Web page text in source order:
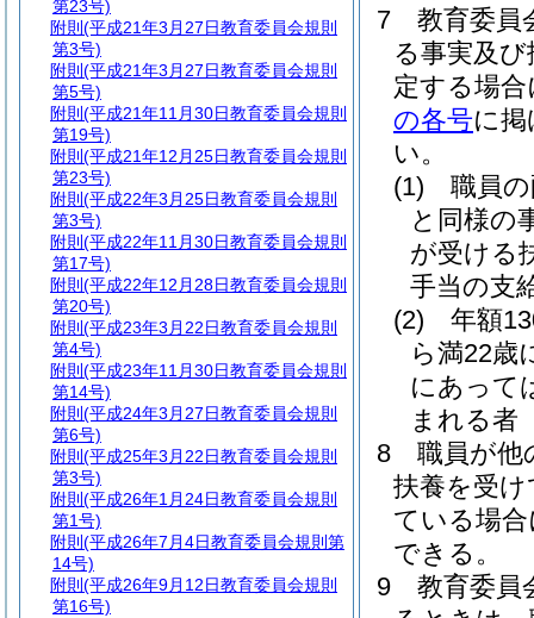
7
教育委員
る事実及
定する場
の各号に
い。
(1)
職員
と同様の
が受ける
手当の支
(2)
年額
ら満22歳
にあって
まれる者
8
職員が他
扶養を受
ている場
できる。
9
教育委員
第23号)
附則 (平成21年3月27日教育委員会規則
第3号)
附則 (平成21年3月27日教育委員会規則
第5号)
附則 (平成21年11月30日教育委員会規則
第19号)
附則 (平成21年12月25日教育委員会規則
第23号)
附則 (平成22年3月25日教育委員会規則
第3号)
附則 (平成22年11月30日教育委員会規則
第17号)
附則 (平成22年12月28日教育委員会規則
第20号)
附則 (平成23年3月22日教育委員会規則
第4号)
附則 (平成23年11月30日教育委員会規則
第14号)
附則 (平成24年3月27日教育委員会規則
第6号)
附則 (平成25年3月22日教育委員会規則
第3号)
附則 (平成26年1月24日教育委員会規則
第1号)
附則 (平成26年7月4日教育委員会規則第
14号)
附則 (平成26年9月12日教育委員会規則
第16号)